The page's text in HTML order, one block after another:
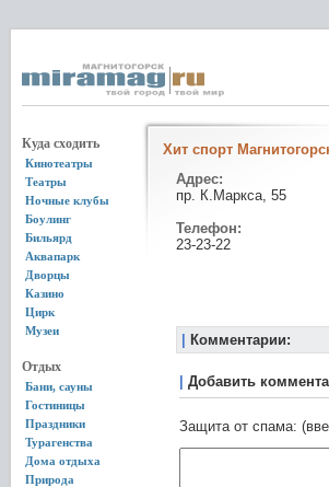
Куда сходить
Кинотеатры
Театры
Ночные клубы
Боулинг
Бильярд
Аквапарк
Дворцы
Казино
Цирк
Музеи
Отдых
Бани, сауны
Гостиницы
Праздники
Турагенства
Дома отдыха
Природа
Хит спорт
Адрес:
пр. К.Маркса, 55
Телефон:
23-23-22
Комментарии:
Добавить
Защита от спама: